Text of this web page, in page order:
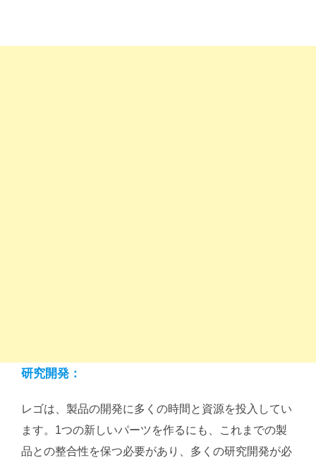
研究開発：
レゴは、製品の開発に多くの時間と資源を投入してい
ます。1つの新しいパーツを作るにも、これまでの製
品との整合性を保つ必要があり、多くの研究開発が必